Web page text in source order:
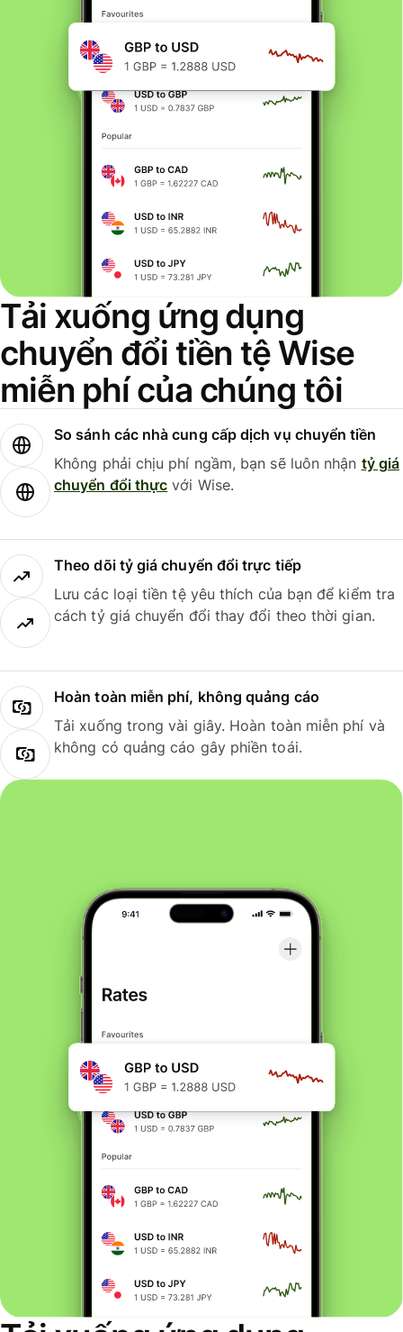
Tải xuống ứng dụng
chuyển đổi tiền tệ Wise
miễn phí của chúng tôi
So sánh các nhà cung cấp dịch vụ chuyển tiền
Không phải chịu phí ngầm, bạn sẽ luôn nhận tỷ giá
chuyển đổi thực với Wise.
Theo dõi tỷ giá chuyển đổi trực tiếp
Lưu các loại tiền tệ yêu thích của bạn để kiểm tra
cách tỷ giá chuyển đổi thay đổi theo thời gian.
Hoàn toàn miễn phí, không quảng cáo
Tải xuống trong vài giây. Hoàn toàn miễn phí và
không có quảng cáo gây phiền toái.